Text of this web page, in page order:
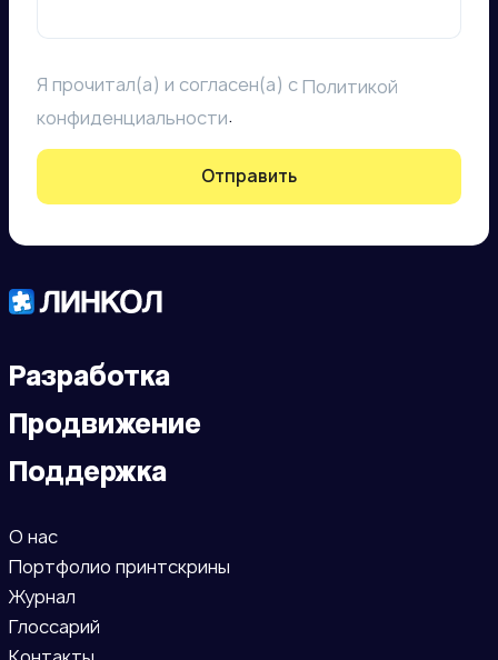
Я прочитал(а) и согласен(а) сПолитикой
конфиденциальности.
Отправить
Разработка
Продвижение
Поддержка
О нас
Портфолио принтскрины
Журнал
Глоссарий